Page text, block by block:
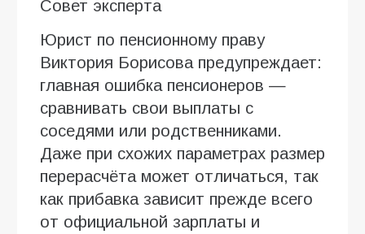
Совет эксперта
Юрист по пенсионному праву
Виктория Борисова предупреждает:
главная ошибка пенсионеров —
сравнивать свои выплаты с
соседями или родственниками.
Даже при схожих параметрах размер
перерасчёта может отличаться, так
как прибавка зависит прежде всего
от официальной зарплаты и